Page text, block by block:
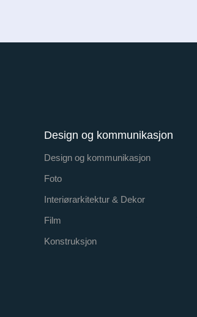
Design og kommunikasjon
Design og kommunikasjon
Foto
Interiørarkitektur & Dekor
Film
Konstruksjon